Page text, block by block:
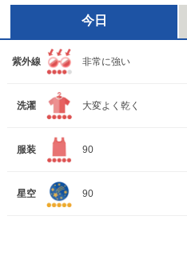
今日
紫外線 非常に強い
洗濯 大変よく乾く
服装 90
星空 90